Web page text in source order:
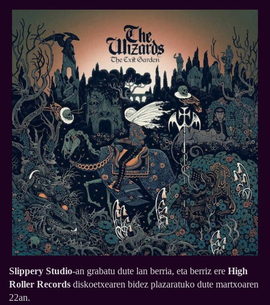
Slippery Studio-an grabatu dute lan berria, eta berriz ere High
Roller Records diskoetxearen bidez plazaratuko dute martxoaren
22an.